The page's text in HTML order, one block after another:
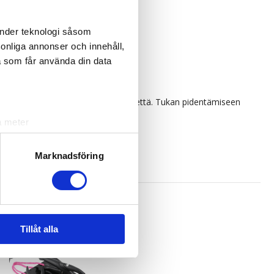
teknologi såsom
annonser och innehåll,
får använda din data
meter
. Du kan ändra
information från din enhet
kombinera informationen
tjänster.
Marknadsföring
Tillåt alla
osiota, jotka painavat 1g/osio.että. Tukan pidentämiseen